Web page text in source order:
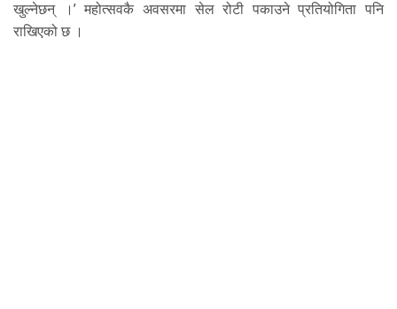
खुल्नेछन् ।’ महोत्सवकै अवसरमा सेल रोटी पकाउने प्रतियोगिता पनि
राखिएको छ ।